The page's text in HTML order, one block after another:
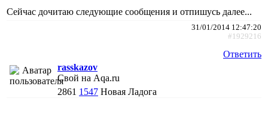
Сейчас дочитаю следующие сообщения и отпишусь далее...
31/01/2014 12:47:20
#1929216
Ответить
rasskazov
Свой на Aqa.ru
2861 1547 Новая Ладога